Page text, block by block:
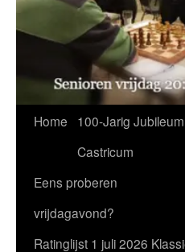
Home
100-Jarig
Castricum
Eens proberen
vrijdagavond?
Ratinglijst 1 juli 2026